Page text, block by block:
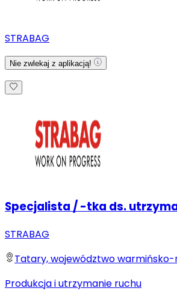
STRABAG
Nie zwlekaj z aplikacją!
Specjalista / -tka ds.
STRABAG
Tatary, województwo
Produkcja i utrzymanie ruchu